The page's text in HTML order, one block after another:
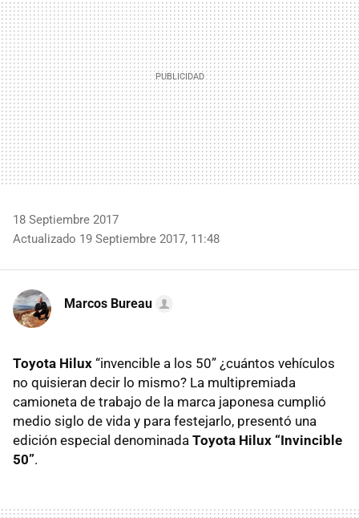
18 Septiembre 2017
Actualizado 19 Septiembre 2017, 11:48
Marcos Bureau
Toyota Hilux “invencible a los 50” ¿cuántos vehículos
no quisieran decir lo mismo? La multipremiada
camioneta de trabajo de la marca japonesa cumplió
medio siglo de vida y para festejarlo, presentó una
edición especial denominada Toyota Hilux “Invincible
50”.